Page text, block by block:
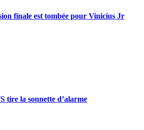
finale est tombée pour Vinicius Jr
tire la sonnette d’alarme